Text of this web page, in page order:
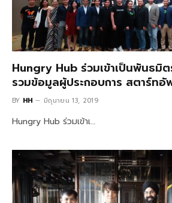
Hungry Hub ร่วมเข้าเป็นพันธมิ
รวมข้อมูลผู้ประกอบการ สตาร์ทอั
BY HH มิถุนายน 13, 2019
Hungry Hub ร่วมเข้าเ…